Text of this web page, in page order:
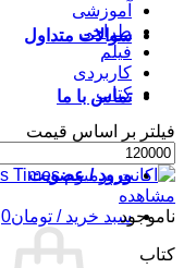
سوالات متداول
تماس با ما
ورود / عضویت
سبد خرید / تومان0
آموزشی
طراحی
فیلم
کاربردی
کتاب
فیلتر بر اساس قیمت
حداقل
قیمت
مشاهده
ناموجود
کتاب